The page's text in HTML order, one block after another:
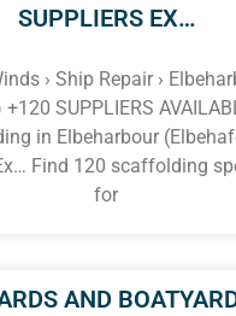
SUPPLIERS EX…
› Ship Repair ›
SUPPLIERS
in Elbeharbour
Find 120 scaffolding
for
AND